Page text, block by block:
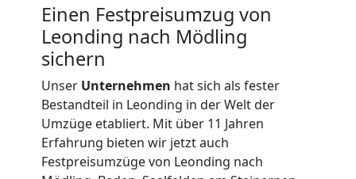
Einen Festpreisumzug von
Leonding nach Mödling
sichern
Unser Unternehmen hat sich als fester
Bestandteil in Leonding in der Welt der
Umzüge etabliert. Mit über 11 Jahren
Erfahrung bieten wir jetzt auch
Festpreisumzüge von Leonding nach
Beiladung
Leonding
Mini